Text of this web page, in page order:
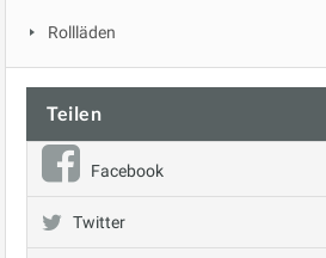
Rollläden
Teilen
Facebook
Twitter